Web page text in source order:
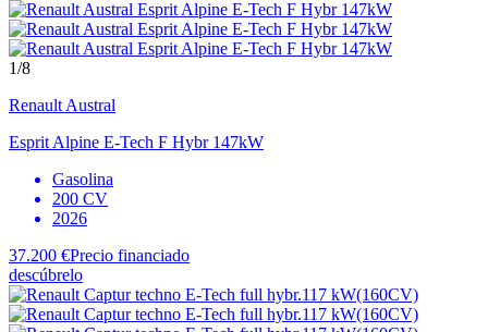
1/8
Renault Austral
Esprit Alpine E-Tech F Hybr 147kW
Gasolina
200 CV
2026
37.200 €Precio financiado
descúbrelo